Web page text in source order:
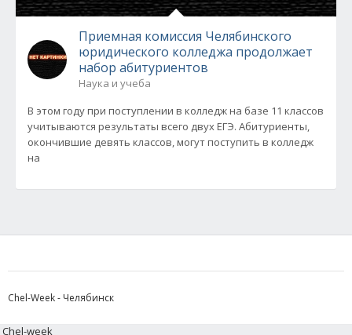
Приемная комиссия Челябинского
юридического колледжа продолжает
набор абитуриентов
Наука и учеба
В этом году при поступлении в колледж на базе 11 классов
учитываются результаты всего двух ЕГЭ. Абитуриенты,
окончившие девять классов, могут поступить в колледж
на
Chel-Week - Челябинск
Chel-week